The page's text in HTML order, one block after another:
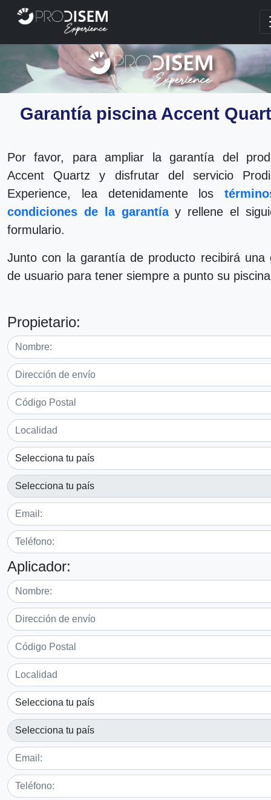
Garantía piscina Accent
Por favor, para ampliar la garantía del
Accent Quartz y disfrutar del servicio
Experience, lea detenidamente los
condiciones de la garantíay rellene el
formulario.
Junto con la garantía de producto recibirá una
de usuario para tener siempre a punto su piscina
Propietario:
Aplicador: